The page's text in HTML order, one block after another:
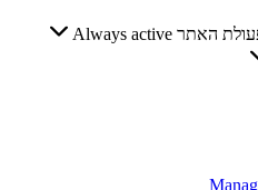
האתר Always active